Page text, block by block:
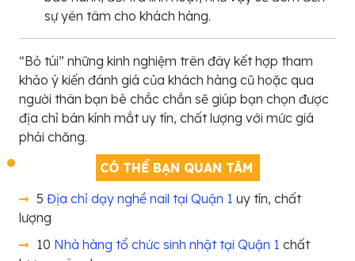
sự yên tâm cho khách hàng.
“Bỏ túi” những kinh nghiệm trên đây kết hợp tham
khảo ý kiến đánh giá của khách hàng cũ hoặc qua
người thân bạn bè chắc chắn sẽ giúp bạn chọn được
địa chỉ bán kính mắt uy tín, chất lượng với mức giá
phải chăng.
CÓ THỂ BẠN QUAN TÂM
5 Địa chỉ dạy nghề nail tại Quận 1 uy tín, chất
lượng
10 Nhà hàng tổ chức sinh nhật tại Quận 1 chất